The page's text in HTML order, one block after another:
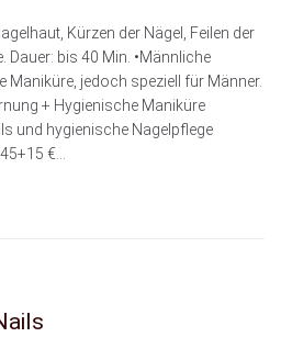
Kürzen der Nägel, Feilen der
Dauer: bis 40 Min. •Männliche
Maniküre, jedoch speziell für Männer.
+ Hygienische Maniküre
und hygienische Nagelpflege
€...